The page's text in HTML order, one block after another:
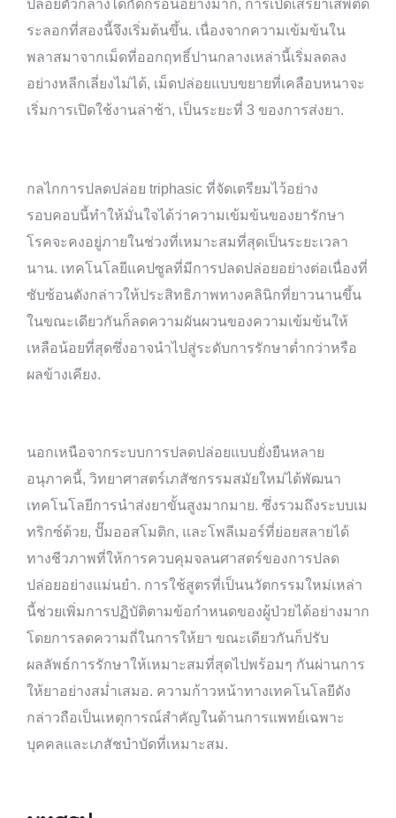
ปล่อยตัวกลางได้กัดกร่อนอย่างมาก, การเปิดเสรียาเสพติด
ระลอกที่สองนี้จึงเริ่มต้นขึ้น. เนื่องจากความเข้มข้นใน
พลาสมาจากเม็ดที่ออกฤทธิ์ปานกลางเหล่านี้เริ่มลดลง
อย่างหลีกเลี่ยงไม่ได้, เม็ดปล่อยแบบขยายที่เคลือบหนาจะ
เริ่มการเปิดใช้งานล่าช้า, เป็นระยะที่ 3 ของการส่งยา.
กลไกการปลดปล่อย triphasic ที่จัดเตรียมไว้อย่าง
รอบคอบนี้ทำให้มั่นใจได้ว่าความเข้มข้นของยารักษา
โรคจะคงอยู่ภายในช่วงที่เหมาะสมที่สุดเป็นระยะเวลา
นาน. เทคโนโลยีแคปซูลที่มีการปลดปล่อยอย่างต่อเนื่องที่
ซับซ้อนดังกล่าวให้ประสิทธิภาพทางคลินิกที่ยาวนานขึ้น
ในขณะเดียวกันก็ลดความผันผวนของความเข้มข้นให้
เหลือน้อยที่สุดซึ่งอาจนำไปสู่ระดับการรักษาต่ำกว่าหรือ
ผลข้างเคียง.
นอกเหนือจากระบบการปลดปล่อยแบบยั่งยืนหลาย
อนุภาคนี้, วิทยาศาสตร์เภสัชกรรมสมัยใหม่ได้พัฒนา
เทคโนโลยีการนำส่งยาขั้นสูงมากมาย. ซึ่งรวมถึงระบบเม
ทริกซ์ด้วย, ปั๊มออสโมติก, และโพลีเมอร์ที่ย่อยสลายได้
ทางชีวภาพที่ให้การควบคุมจลนศาสตร์ของการปลด
ปล่อยอย่างแม่นยำ. การใช้สูตรที่เป็นนวัตกรรมใหม่เหล่า
นี้ช่วยเพิ่มการปฏิบัติตามข้อกำหนดของผู้ป่วยได้อย่างมาก
โดยการลดความถี่ในการให้ยา ขณะเดียวกันก็ปรับ
ผลลัพธ์การรักษาให้เหมาะสมที่สุดไปพร้อมๆ กันผ่านการ
ให้ยาอย่างสม่ำเสมอ. ความก้าวหน้าทางเทคโนโลยีดัง
กล่าวถือเป็นเหตุการณ์สำคัญในด้านการแพทย์เฉพาะ
บุคคลและเภสัชบำบัดที่เหมาะสม.